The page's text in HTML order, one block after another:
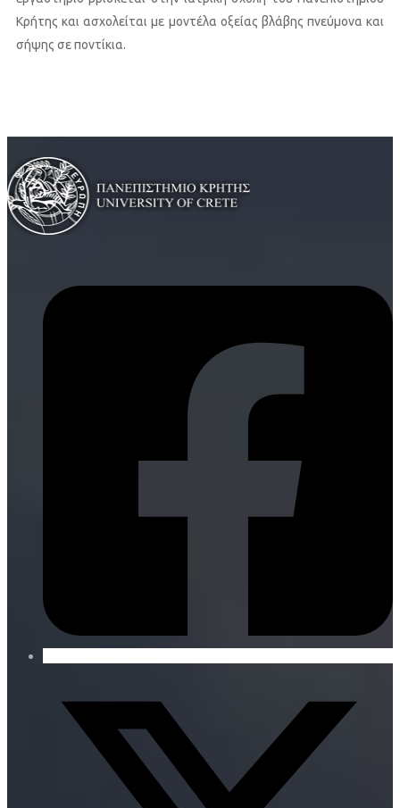
Κρήτης και ασχολείται με μοντέλα οξείας βλάβης πνεύμονα και
σήψης σε ποντίκια.